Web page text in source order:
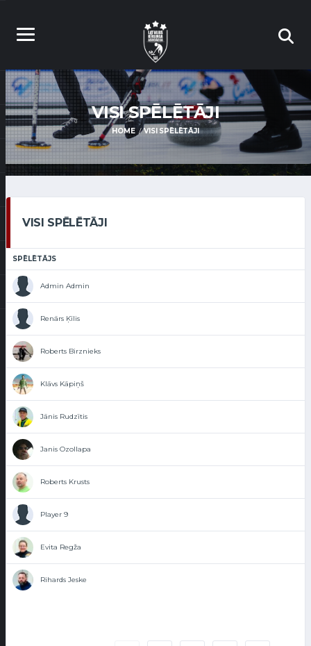
VISI SPĒLĒTĀJI
HOME VISI SPĒLĒTĀJI
VISI SPĒLĒTĀJI
SPĒLĒTĀJS
Admin Admin
Renārs Ķīlis
Roberts Birznieks
Klāvs Kāpiņš
Jānis Rudzītis
Janis Ozollapa
Roberts Krusts
Player 9
Evita Regža
Rihards Jeske